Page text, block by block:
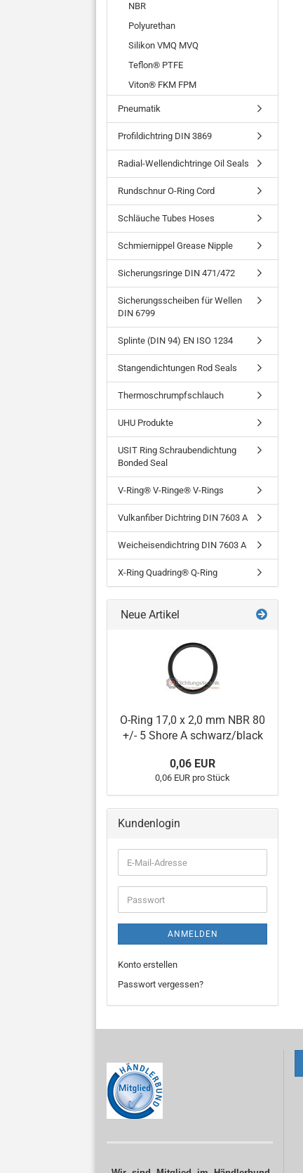
NBR
Polyurethan
Silikon VMQ MVQ
Teflon® PTFE
Viton® FKM FPM
Pneumatik
Profildichtring DIN 3869
Radial-Wellendichtringe Oil Seals
Rundschnur O-Ring Cord
Schläuche Tubes Hoses
Schmiernippel Grease Nipple
Sicherungsringe DIN 471/472
Sicherungsscheiben für Wellen
DIN 6799
Splinte (DIN 94) EN ISO 1234
Stangendichtungen Rod Seals
Thermoschrumpfschlauch
UHU Produkte
USIT Ring Schraubendichtung
Bonded Seal
V-Ring® V-Ringe® V-Rings
Vulkanfiber Dichtring DIN 7603 A
Weicheisendichtring DIN 7603 A
X-Ring Quadring® Q-Ring
Neue Artikel
O-Ring 17,0 x 2,0 mm NBR 80
+/- 5 Shore A schwarz/black
0,06 EUR
0,06 EUR pro Stück
Kundenlogin
E-
Mail-
Adresse
Passwort
ANMELDEN
Konto erstellen
Passwort vergessen?